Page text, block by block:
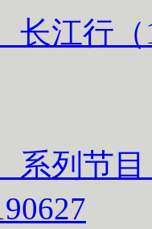
长江行
系列节